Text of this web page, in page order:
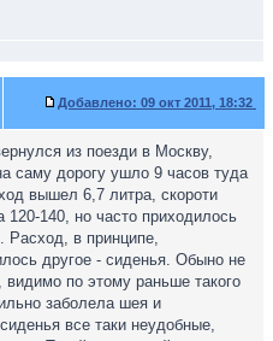
Добавлено: 09 окт 2011, 18:32
из поезди в Москву,
саму дорогу ушло 9 часов туда
вышел 6,7 литра, скороти
120-140, но часто приходилось
Расход, в принципе,
другое - сиденья. Обыно не
по этому раньше такого
заболела шея и
все таки неудобные,